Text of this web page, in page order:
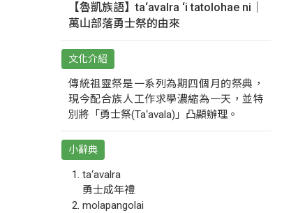
【魯凱族語】ta‘avalra ‘i tatolohae ni｜
萬山部落勇士祭的由來
文化介紹
傳統祖靈祭是一系列為期四個月的祭典，
現今配合族人工作求學濃縮為一天，並特
別將「勇士祭(Ta‘avala)」凸顯辦理。
小辭典
ta‘avalra
勇士成年禮
molapangolai